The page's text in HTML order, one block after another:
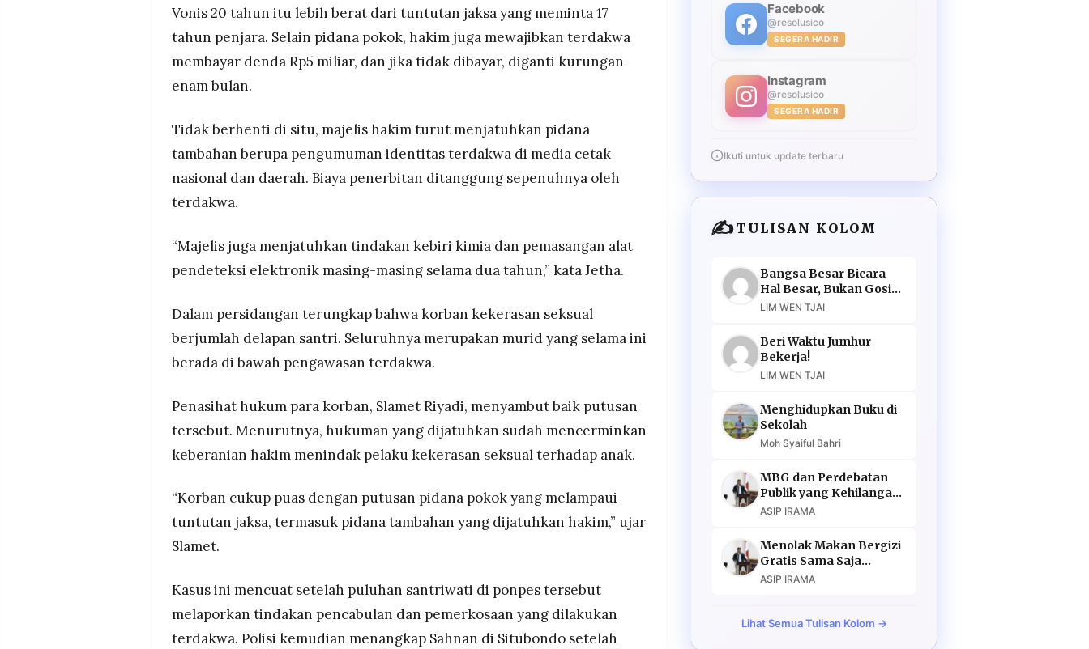
Vonis 20 tahun itu lebih berat dari tuntutan jaksa yang meminta 17
tahun penjara. Selain pidana pokok, hakim juga mewajibkan terdakwa
membayar denda Rp5 miliar, dan jika tidak dibayar, diganti kurungan
enam bulan.
Tidak berhenti di situ, majelis hakim turut menjatuhkan pidana
tambahan berupa pengumuman identitas terdakwa di media cetak
nasional dan daerah. Biaya penerbitan ditanggung sepenuhnya oleh
terdakwa.
“Majelis juga menjatuhkan tindakan kebiri kimia dan pemasangan alat
pendeteksi elektronik masing-masing selama dua tahun,” kata Jetha.
Dalam persidangan terungkap bahwa korban kekerasan seksual
berjumlah delapan santri. Seluruhnya merupakan murid yang selama ini
berada di bawah pengawasan terdakwa.
Penasihat hukum para korban, Slamet Riyadi, menyambut baik putusan
tersebut. Menurutnya, hukuman yang dijatuhkan sudah mencerminkan
keberanian hakim menindak pelaku kekerasan seksual terhadap anak.
“Korban cukup puas dengan putusan pidana pokok yang melampaui
tuntutan jaksa, termasuk pidana tambahan yang dijatuhkan hakim,” ujar
Slamet.
Kasus ini mencuat setelah puluhan santriwati di ponpes tersebut
melaporkan tindakan pencabulan dan pemerkosaan yang dilakukan
terdakwa. Polisi kemudian menangkap Sahnan di Situbondo setelah
Facebook
@resolusico
SEGERA HADIR
Instagram
@resolusico
SEGERA HADIR
Ikuti untuk update terbaru
✍️TULISAN KOLOM
Bangsa Besar Bicara
Hal Besar, Bukan Gosip
Murahan
LIM WEN TJAI
Beri Waktu Jumhur
Bekerja!
LIM WEN TJAI
Menghidupkan Buku di
Sekolah
Moh Syaiful Bahri
MBG dan Perdebatan
Publik yang Kehilangan
Argumen
ASIP IRAMA
Menolak Makan Bergizi
Gratis Sama Saja
Menolak Masa Depan
ASIP IRAMA
Lihat Semua Tulisan Kolom →